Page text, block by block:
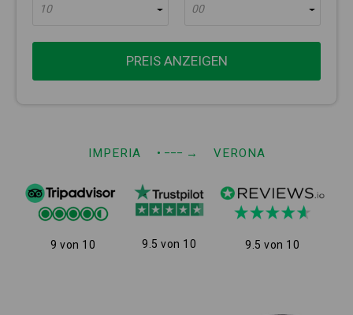
10
00
PREIS ANZEIGEN
IMPERIA • −−− → VERONA
9 von 10 9.5 von 10 9.5 von 10